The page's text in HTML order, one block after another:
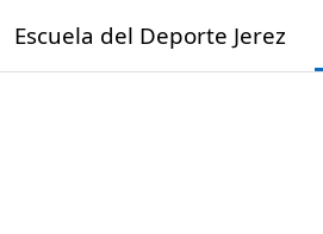
Escuela del Deporte Jerez